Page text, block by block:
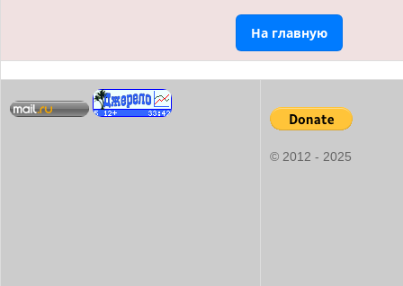
На главную
© 2012 - 2025